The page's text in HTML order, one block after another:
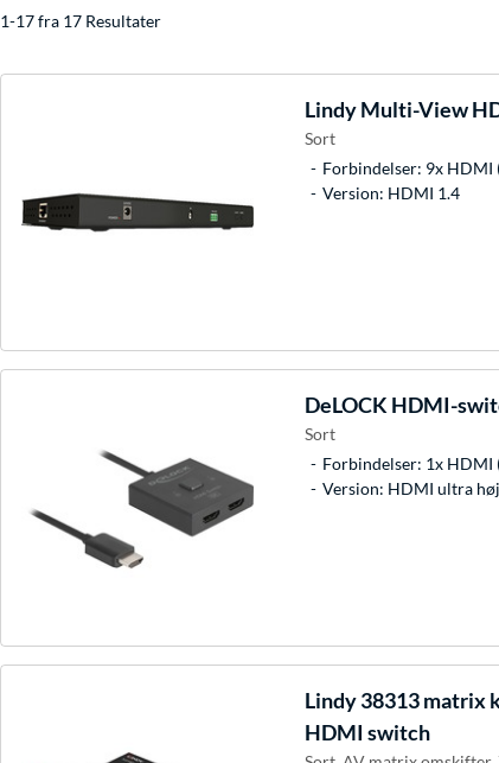
1-17 fra 17 Resultater
LindyMulti-View
Sort
Forbindelser: 9x HDMI
Version: HDMI 1.4
DeLOCK HDMI-
Sort
Forbindelser: 1x HDMI
Version: HDMI ultra
Lindy38313 matrix
HDMI switch